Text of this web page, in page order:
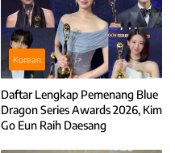
Korean
Daftar Lengkap Pemenang Blue
Dragon Series Awards 2026, Kim
Go Eun Raih Daesang